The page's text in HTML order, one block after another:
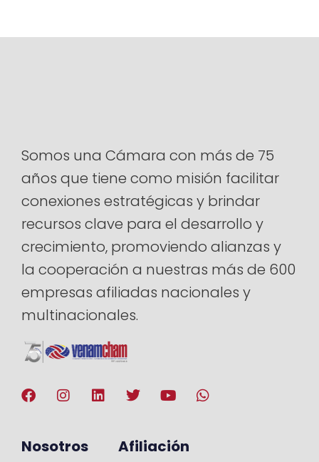
Somos una Cámara con más de 75
años que tiene como misión facilitar
conexiones estratégicas y brindar
recursos clave para el desarrollo y
crecimiento, promoviendo alianzas y
la cooperación a nuestras más de 600
empresas afiliadas nacionales y
multinacionales.
Nosotros Afiliación